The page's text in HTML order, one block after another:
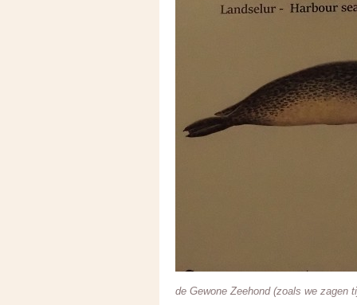
de Gewone Zeehond (zoals we zagen